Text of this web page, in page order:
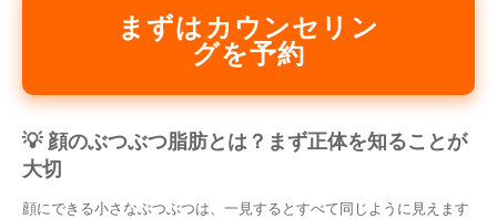
まずはカウンセリン
グを予約
💡 顔のぶつぶつ脂肪とは？まず正体を知ることが
大切
顔にできる小さなぶつぶつは、一見するとすべて同じように見えます